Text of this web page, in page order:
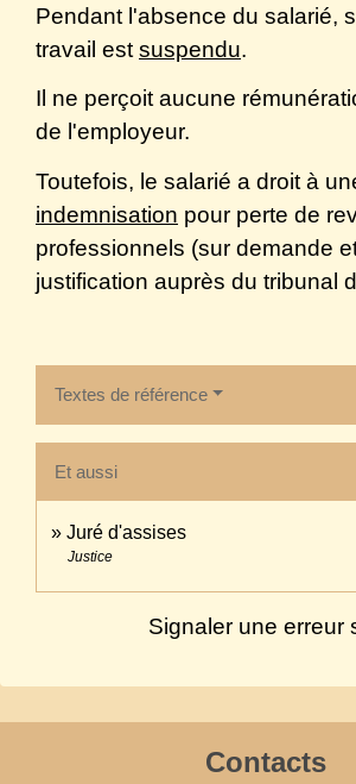
Pendant l'absence du salarié,
travail est suspendu.
Il ne perçoit aucune
de l'employeur.
Toutefois, le salarié a droit à
indemnisation pour perte de
professionnels (sur demande
justification auprès du tribunal
Textes de référence
Et aussi
Juré d'assises
Justice
Signaler une erreur
Contacts